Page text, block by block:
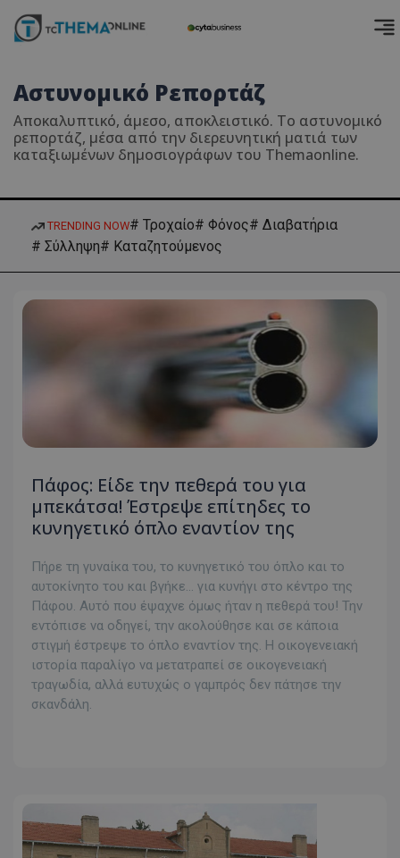
Αστυνομικό Ρεπορτάζ
Αποκαλυπτικό, άμεσο, αποκλειστικό. Το αστυνομικό
ρεπορτάζ, μέσα από την διερευνητική ματιά των
καταξιωμένων δημοσιογράφων του Themaonline.
TRENDING NOW# Τροχαίο# Φόνος# Διαβατήρια
# Σύλληψη# Καταζητούμενος
Πάφος: Είδε την πεθερά του για
μπεκάτσα! Έστρεψε επίτηδες το
κυνηγετικό όπλο εναντίον της
Πήρε τη γυναίκα του, το κυνηγετικό του όπλο και το
αυτοκίνητο του και βγήκε… για κυνήγι στο κέντρο της
Πάφου. Αυτό που έψαχνε όμως ήταν η πεθερά του! Την
εντόπισε να οδηγεί, την ακολούθησε και σε κάποια
στιγμή έστρεψε το όπλο εναντίον της. Η οικογενειακή
ιστορία παραλίγο να μετατραπεί σε οικογενειακή
τραγωδία, αλλά ευτυχώς ο γαμπρός δεν πάτησε την
σκανδάλη.